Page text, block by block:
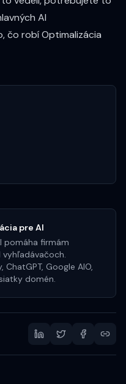
AI
čo robíOptimalizácia
pre AI
pomáha firmám
Google AIO,
domén.